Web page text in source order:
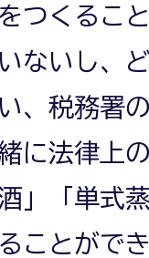
つくるこ
ないし、
、税務署
に法律上
」「単式
ことがで